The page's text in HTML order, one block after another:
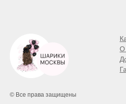
© Все права защищены
О